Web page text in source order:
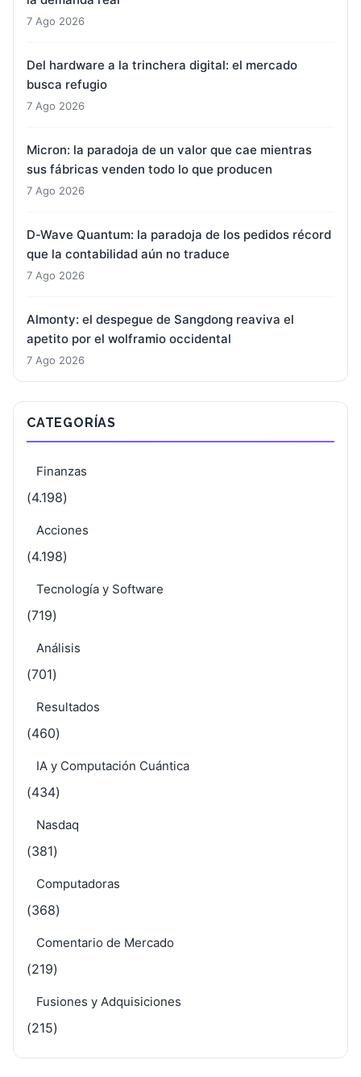
7 Ago 2026
Del hardware a la trinchera digital: el mercado
busca refugio
7 Ago 2026
Micron: la paradoja de un valor que cae mientras
sus fábricas venden todo lo que producen
7 Ago 2026
D-Wave Quantum: la paradoja de los pedidos récord
que la contabilidad aún no traduce
7 Ago 2026
Almonty: el despegue de Sangdong reaviva el
apetito por el wolframio occidental
7 Ago 2026
CATEGORÍAS
Finanzas
(4.198)
Acciones
(4.198)
Tecnología y Software
(719)
Análisis
(701)
Resultados
(460)
IA y Computación Cuántica
(434)
Nasdaq
(381)
Computadoras
(368)
Comentario de Mercado
(219)
Fusiones y Adquisiciones
(215)